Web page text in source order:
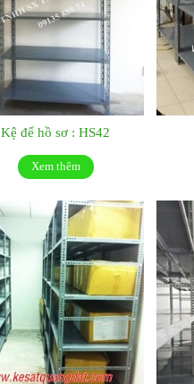
Kệ để hồ sơ : HS42
Xem thêm